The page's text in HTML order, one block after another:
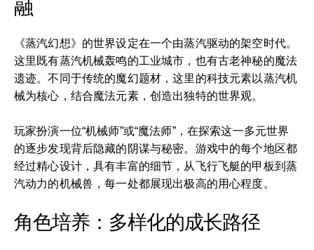
融
《蒸汽幻想》的世界设定在一个由蒸汽驱动的架空时代。
这里既有蒸汽机械轰鸣的工业城市，也有古老神秘的魔法
遗迹。不同于传统的魔幻题材，这里的科技元素以蒸汽机
械为核心，结合魔法元素，创造出独特的世界观。
玩家扮演一位“机械师”或“魔法师”，在探索这一多元世界
的逐步发现背后隐藏的阴谋与秘密。游戏中的每个地区都
经过精心设计，具有丰富的细节，从飞行飞艇的甲板到蒸
汽动力的机械兽，每一处都展现出极高的用心程度。
角色培养：多样化的成长路径